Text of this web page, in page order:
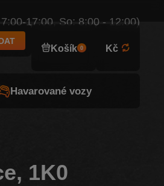
17:00, So: 8:00 - 12:00)
Havarované vozy
Košík 0 Kč
1K0